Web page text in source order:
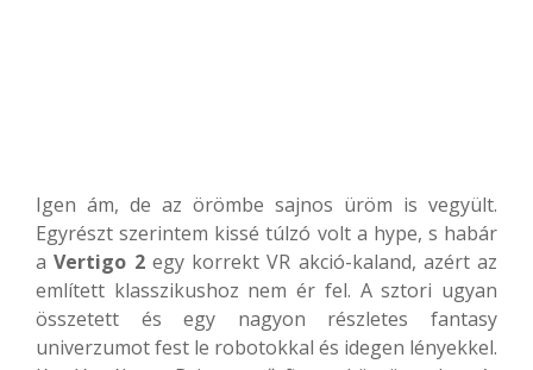
Igen ám, de az örömbe sajnos üröm is vegyült.
Egyrészt szerintem kissé túlzó volt a hype, s habár
aVertigo 2egy korrekt VR akció-kaland, azért az
említett klasszikushoz nem ér fel. A sztori ugyan
összetett és egy nagyon részletes fantasy
univerzumot fest le robotokkal és idegen lényekkel.